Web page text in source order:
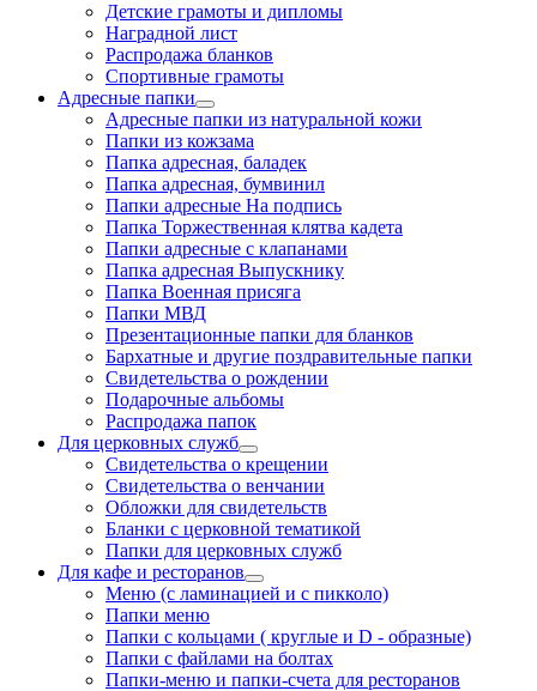
Детские грамоты и дипломы
Наградной лист
Распродажа бланков
Спортивные грамоты
Адресные папки
Адресные папки из натуральной кожи
Папки из кожзама
Папка адресная, баладек
Папка адресная, бумвинил
Папки адресные На подпись
Папка Торжественная клятва кадета
Папки адресные с клапанами
Папка адресная Выпускнику
Папка Военная присяга
Папки МВД
Презентационные папки для бланков
Бархатные и другие поздравительные папки
Свидетельства о рождении
Подарочные альбомы
Распродажа папок
Для церковных служб
Свидетельства о крещении
Свидетельства о венчании
Обложки для свидетельств
Бланки с церковной тематикой
Папки для церковных служб
Для кафе и ресторанов
Меню (с ламинацией и с пикколо)
Папки меню
Папки с кольцами ( круглые и D - образные)
Папки с файлами на болтах
Папки-меню и папки-счета для ресторанов